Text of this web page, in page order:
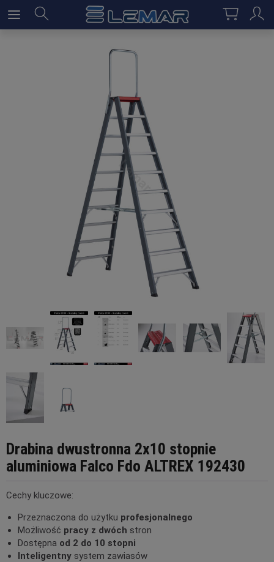
Drabina dwustronna 2x10 stopnie
aluminiowa Falco Fdo ALTREX 192430
Cechy kluczowe:
Przeznaczona do użytku profesjonalnego
Możliwość pracy z dwóch stron
Dostępna od 2 do 10 stopni
Inteligentny system zawiasów